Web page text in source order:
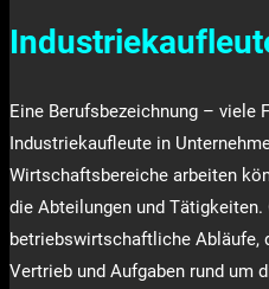
Eine Berufsbezeichnung – viele
Industriekaufleute in
Wirtschaftsbereiche arbeiten
die Abteilungen und
betriebswirtschaftliche Abläufe,
Vertrieb und Aufgaben rund um